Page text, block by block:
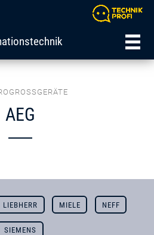
AEG
LIEBHERR MIELE NEFF
SIEMENS